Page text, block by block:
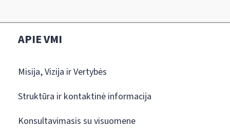
APIE VMI
Misija, Vizija ir Vertybės
Struktūra ir kontaktinė informacija
Konsultavimasis su visuomene